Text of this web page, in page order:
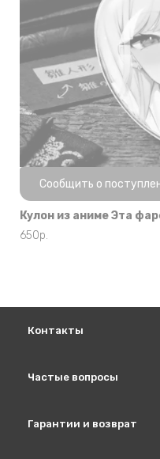
Нет в наличии
Сообщить о
Кулон из аниме Эта
650р.
Контакты
Частые вопросы
Гарантии и возврат